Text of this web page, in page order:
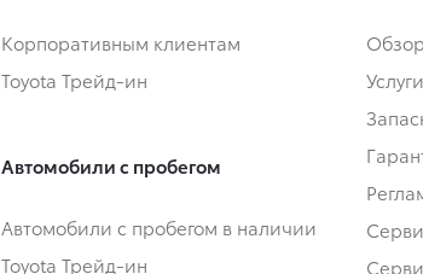
Корпоративным клиентам
Toyota Трейд-ин
Автомобили с пробегом
Автомобили с пробегом в наличии
Toyota Трейд-ин